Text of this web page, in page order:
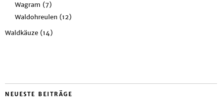
Wagram (7)
Waldohreulen (12)
Waldkäuze (14)
NEUESTE BEITRÄGE